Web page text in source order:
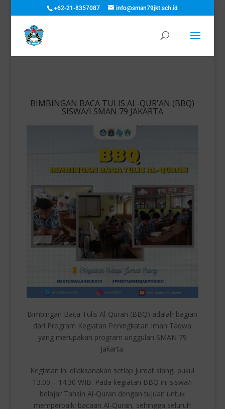
+62-21-8357087 info@sman79jkt.sch.id
BIMBINGAN BACA TULIS AL-QUR'AN (BBQ)
SISWA/I SMAN 79 JAKARTA
Bimbingan Baca Tulis Al-Quran (BBQ) adalah bagian
dari Program Kegiatan Peningkatan Iman Taqwa
yang merupakan program unggulan SMAN 79
Jakarta.
Kegiatan ini dilaksanakan setiap Jumat siang, pukul
13.00 – 14.30 WIB. Pada kegiatan BBQ ini siswa/i
belajar Tahsin Al-Quran dengan tujuan untuk
memperbaiki bacaan Al-Quran, sehingga seluruh